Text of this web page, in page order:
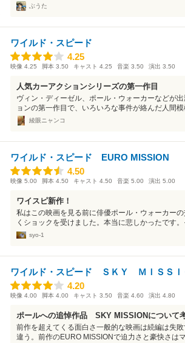
ぶうた
ワイルド・スピード
4.25
4.25
映像 4.25 脚本 3.50 キャスト 4.25 音楽 3.50 演出 3.50
人気カーアクションシリーズの第一作目
ヴィン・ディーゼル、ポール・ウォーカーなどが
ョンの第一作目で、いろいろな事件が絡んだ人間
綾眼ニャンコ
ワイルド・スピード EURO MISSION
4.50
4.50
映像 5.00 脚本 4.50 キャスト 4.50 音楽 5.00 演出 5.00
ワイスピ新作！
私はこの映画を見る前に俳優ポール・ウォーカー
くショックを受けました。本当に悲しかったです
syo-1
ワイルド・スピード ＳＫＹ ＭＩＳＳＩ
4.20
4.20
映像 4.00 脚本 4.00 キャスト 3.50 音楽 4.60 演出 4.80
ポールへの追悼作品 SKY MISSIONについて
前作を超えてくる面白さ一般的な映画は続編は失
違う。前作のEURO MISSIONで迫力さと豪快さは